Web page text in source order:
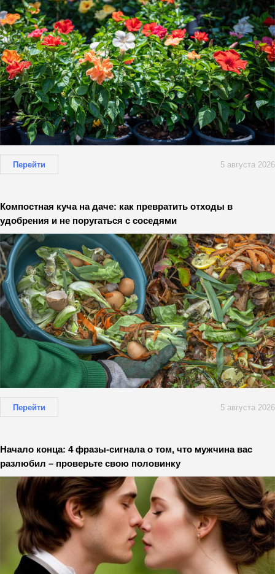
Перейти 5 августа 2026
Компостная куча на даче: как превратить отходы в
удобрения и не поругаться с соседями
Перейти 5 августа 2026
Начало конца: 4 фразы-сигнала о том, что мужчина вас
разлюбил – проверьте свою половинку